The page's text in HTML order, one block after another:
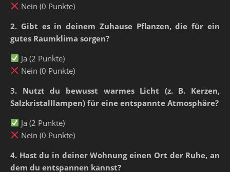
Nein (0 Punkte)
2. Gibt es in deinem Zuhause Pflanzen, die für ein
gutes Raumklima sorgen?
Ja (2 Punkte)
Nein (0 Punkte)
3. Nutzt du bewusst warmes Licht (z. B. Kerzen,
Salzkristalllampen) für eine entspannte Atmosphäre?
Ja (2 Punkte)
Nein (0 Punkte)
4. Hast du in deiner Wohnung einen Ort der Ruhe, an
dem du entspannen kannst?